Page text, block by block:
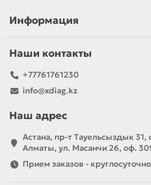
Информация
Наши контакты
+77761761230
info@xdiag.kz
Наш адрес
Астана, пр-т Тауельсыздык 31,
Алматы, ул. Масанчи 26, оф.
Прием заказов - круглосуточно